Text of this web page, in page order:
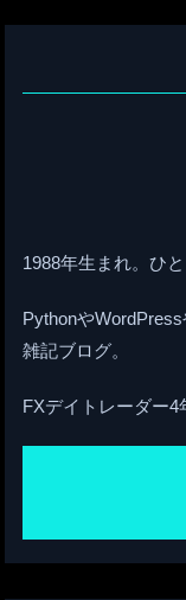
1988年生まれ。ひ
Pythonや
雑記ブログ。
FXデイトレーダー4